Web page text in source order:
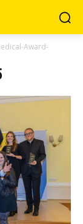
Award-